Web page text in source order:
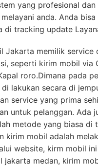
yang profesional
anda. Anda
di tracking update
Jakarta memilik service
seperti kirim mobil via
roro.Dimana pada
lakukan secara di
service yang prima
untuk pelanggan. Ada
metode yang biasa di
kirim mobil adalah
website, kirm mobil
jakarta medan, kirim